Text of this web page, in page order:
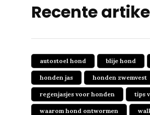
Recente
autostoel hond blije hond
honden jas honden zwemvest
regenjasjes voor honden tips
waarom hond ontwormen